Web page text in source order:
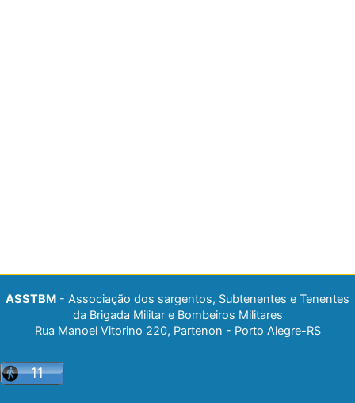
ASSTBM - Associação dos sargentos, Subtenentes e Tenentes
da Brigada Militar e Bombeiros Militares
Rua Manoel Vitorino 220, Partenon - Porto Alegre-RS